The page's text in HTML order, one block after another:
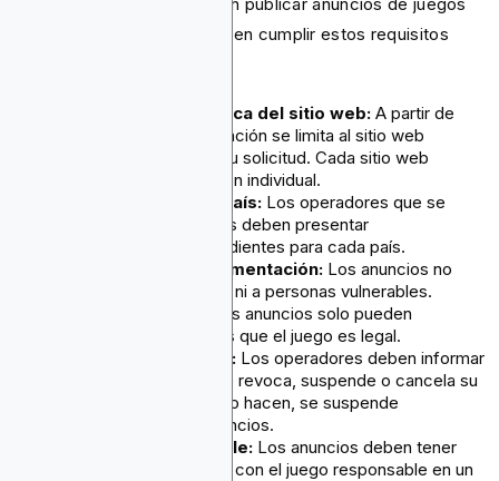
de apuestas en Google deben cumplir estos requisitos
Certificación específica del sitio web:A partir de
abril de 2025, la certificación se limita al sitio web
específico incluido en su solicitud. Cada sitio web
requiere una certificación individual.
Solicitudes país por país: Los operadores que se
dirijan a varios mercados deben presentar
certificaciones independientes para cada país.
Restricciones de segmentación: Los anuncios no
deben incluir a menores ni a personas vulnerables.
Los anuncios solo pueden
segmentar países en los que el juego es legal.
Informes de licencias: Los operadores deben informar
de forma proactiva si se revoca, suspende o cancela su
licencia de juego; si no lo hacen, se suspende
inmediatamente los anuncios.
Publicidad responsable: Los anuncios deben tener
información relacionada con el juego responsable en un